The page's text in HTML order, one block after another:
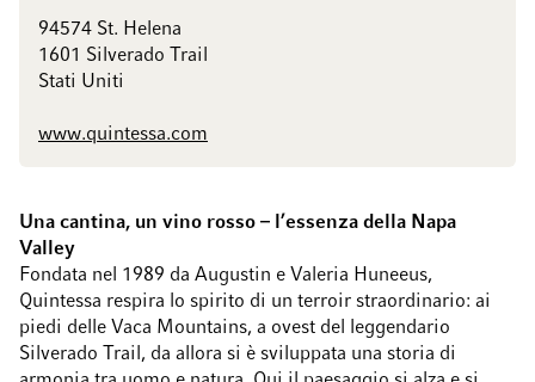
94574 St. Helena
1601 Silverado Trail
Stati Uniti
www.quintessa.com
Una cantina, un vino rosso – l’essenza della Napa
Valley
Fondata nel 1989 da Augustin e Valeria Huneeus,
Quintessa respira lo spirito di un terroir straordinario: ai
piedi delle Vaca Mountains, a ovest del leggendario
Silverado Trail, da allora si è sviluppata una storia di